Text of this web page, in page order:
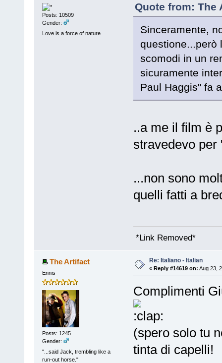
Posts: 10509
Gender:
Love is a force of nature
Quote from: The
Sinceramente,
questione...però
scomodi in un
sicuramente
Paul Haggis" fa
..a me il film è
stravedevo per
...non sono
quelli fatti a
*Link Removed*
The Artifact
Ennis
Posts: 1245
Gender:
"...said Jack, trembling like a
run-out horse."
Re: Italiano - Italian
« Reply #14619 on: Aug 23,
Complimenti
(spero solo tu
tinta di